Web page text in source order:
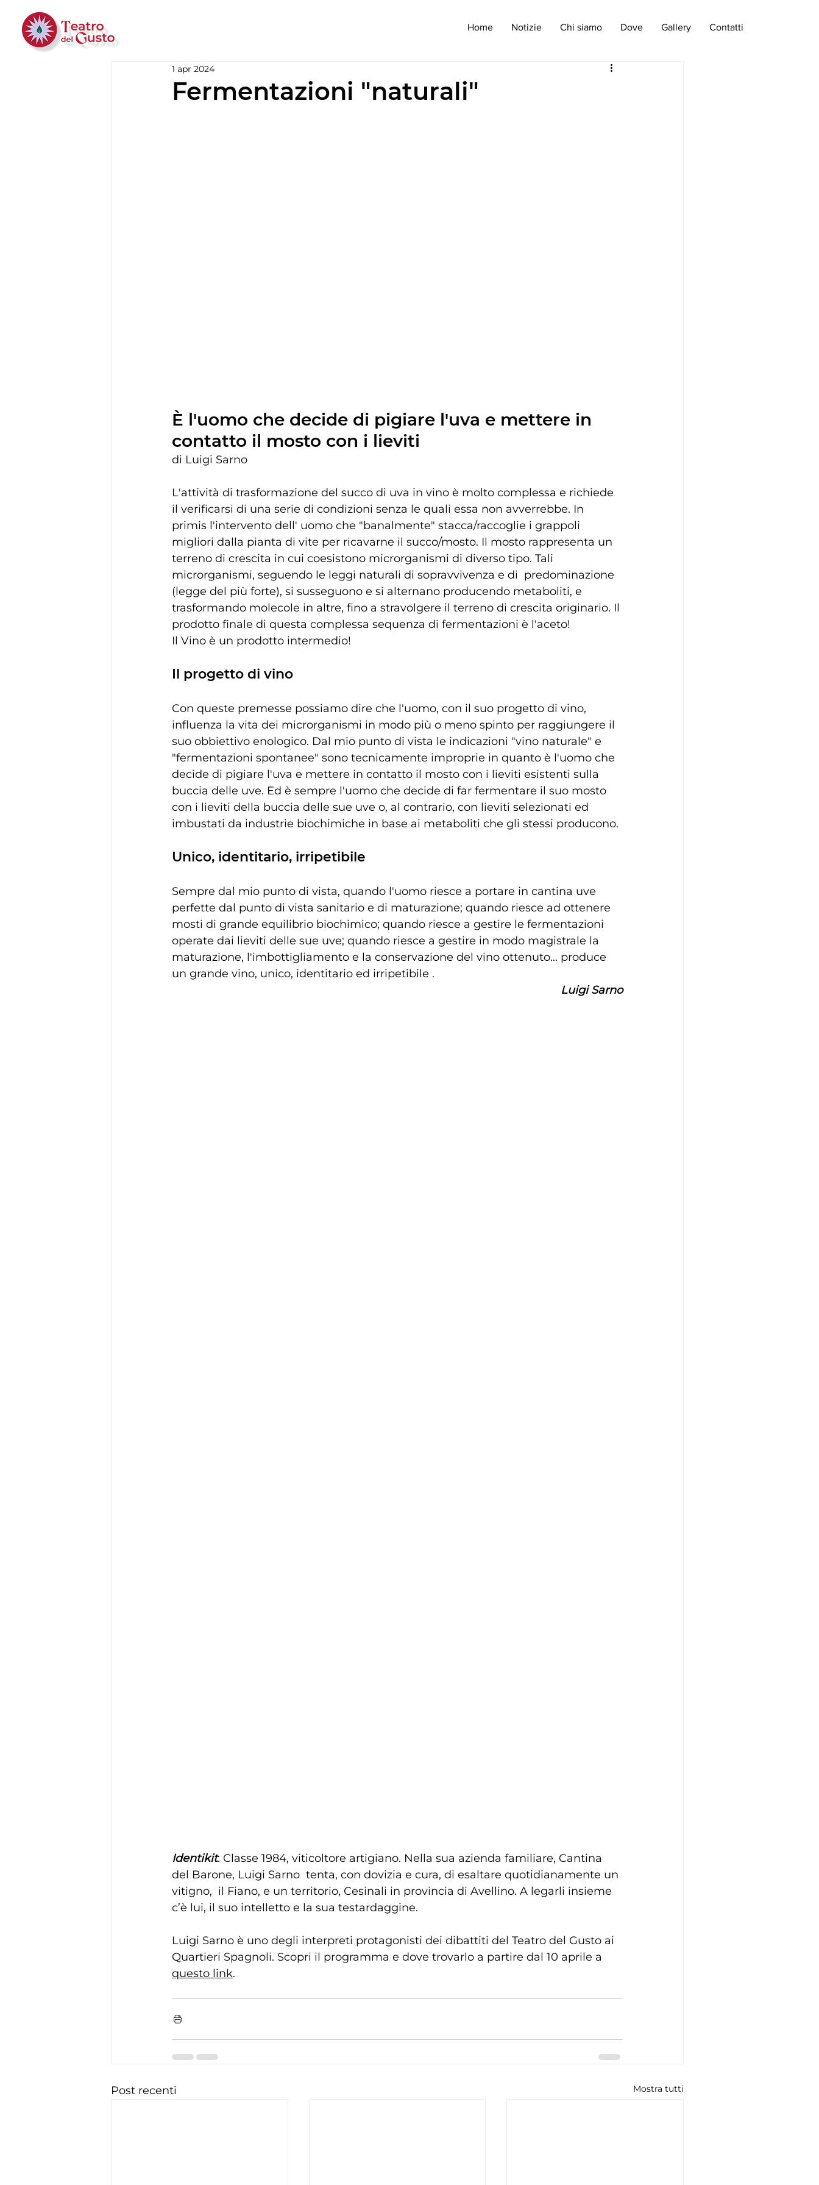
Home Notizie Chi siamo Dove Gallery Contatti
Fermentazioni "naturali"
1 apr 2024
È l'uomo che decide di pigiare l'uva e mettere in
contatto il mosto con i lieviti
di Luigi Sarno
L'attività di trasformazione del succo di uva in vino è molto complessa e richiede
il verificarsi di una serie di condizioni senza le quali essa non avverrebbe. In
primis l'intervento dell' uomo che "banalmente" stacca/raccoglie i grappoli
migliori dalla pianta di vite per ricavarne il succo/mosto. Il mosto rappresenta un
terreno di crescita in cui coesistono microrganismi di diverso tipo. Tali
microrganismi, seguendo le leggi naturali di sopravvivenza e di  predominazione
(legge del più forte), si susseguono e si alternano producendo metaboliti, e
trasformando molecole in altre, fino a stravolgere il terreno di crescita originario. Il
prodotto finale di questa complessa sequenza di fermentazioni è l'aceto!
Il Vino è un prodotto intermedio!
Il progetto di vino
Con queste premesse possiamo dire che l'uomo, con il suo progetto di vino,
influenza la vita dei microrganismi in modo più o meno spinto per raggiungere il
suo obbiettivo enologico. Dal mio punto di vista le indicazioni "vino naturale" e
"fermentazioni spontanee" sono tecnicamente improprie in quanto è l'uomo che
decide di pigiare l'uva e mettere in contatto il mosto con i lieviti esistenti sulla
buccia delle uve. Ed è sempre l'uomo che decide di far fermentare il suo mosto
con i lieviti della buccia delle sue uve o, al contrario, con lieviti selezionati ed
imbustati da industrie biochimiche in base ai metaboliti che gli stessi producono.
Unico, identitario, irripetibile
Sempre dal mio punto di vista, quando l'uomo riesce a portare in cantina uve
perfette dal punto di vista sanitario e di maturazione; quando riesce ad ottenere
mosti di grande equilibrio biochimico; quando riesce a gestire le fermentazioni
operate dai lieviti delle sue uve; quando riesce a gestire in modo magistrale la
maturazione, l'imbottigliamento e la conservazione del vino ottenuto... produce
un grande vino, unico, identitario ed irripetibile .
Luigi Sarno
Identikit: Classe 1984, viticoltore artigiano. Nella sua azienda familiare, Cantina
del Barone, Luigi Sarno  tenta, con dovizia e cura, di esaltare quotidianamente un
vitigno,  il Fiano, e un territorio, Cesinali in provincia di Avellino. A legarli insieme
c’è lui, il suo intelletto e la sua testardaggine.
Luigi Sarno è uno degli interpreti protagonisti dei dibattiti del Teatro del Gusto ai
Quartieri Spagnoli. Scopri il programma e dove trovarlo a partire dal 10 aprile a
questo link.
Post recenti Mostra tutti